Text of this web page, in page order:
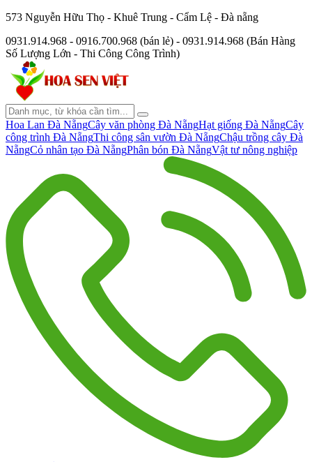
573 Nguyễn Hữu Thọ - Khuê Trung - Cẩm Lệ - Đà nẵng
0931.914.968 - 0916.700.968 (bán lẻ) - 0931.914.968 (Bán Hàng
Số Lượng Lớn - Thi Công Công Trình)
Hoa Lan Đà NẵngCây văn phòng Đà NẵngHạt giống Đà NẵngCây
công trình Đà NẵngThi công sân vườn Đà NẵngChậu trồng cây Đà
NẵngCỏ nhân tạo Đà NẵngPhân bón Đà NẵngVật tư nông nghiệp